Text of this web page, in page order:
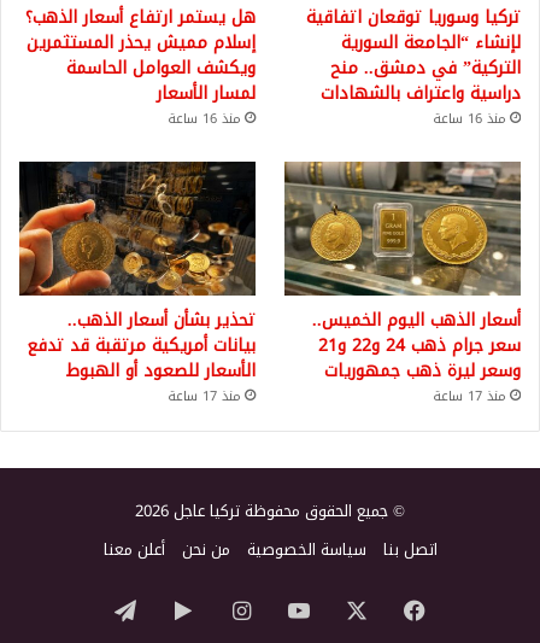
تركيا وسوريا توقعان اتفاقية
لإنشاء “الجامعة السورية
التركية” في دمشق.. منح
دراسية واعتراف بالشهادات
منذ 16 ساعة
هل يستمر ارتفاع أسعار الذهب؟
إسلام مميش يحذر المستثمرين
ويكشف العوامل الحاسمة
لمسار الأسعار
منذ 16 ساعة
أسعار الذهب اليوم الخميس..
سعر جرام ذهب 24 و22 و21
وسعر ليرة ذهب جمهوريات
منذ 17 ساعة
تحذير بشأن أسعار الذهب..
بيانات أمريكية مرتقبة قد تدفع
الأسعار للصعود أو الهبوط
منذ 17 ساعة
© جميع الحقوق محفوظة تركيا عاجل 2026
اتصل بنا سياسة الخصوصية من نحن أعلن معنا
فيسبوك ‫YouTubeانستقرام‏Googleتيلقرام